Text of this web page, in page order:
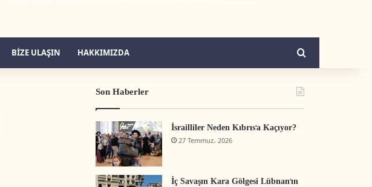
BIZE ULAŞIN HAKKIMIZDA
Son Haberler
İsrailliler Neden Kıbrıs’a Kaçıyor?
27 Temmuz، 2026
İç Savaşın Kara Gölgesi Lübnan’ın